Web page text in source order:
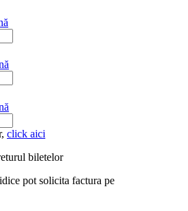
click aici
biletelor
pot solicita factura pe